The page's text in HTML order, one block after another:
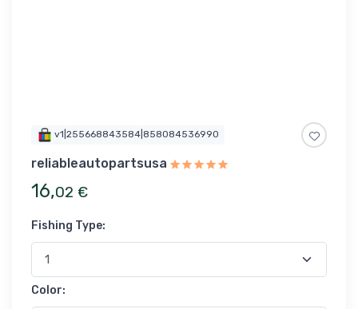
v1|255668843584|858084536990
reliableautopartsusa
16,02 €
Fishing Type:
Color: